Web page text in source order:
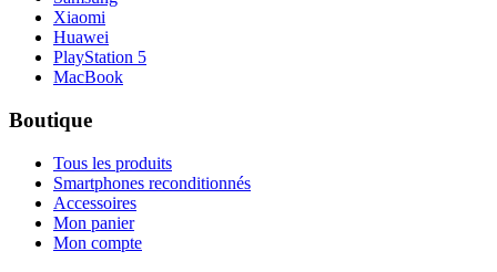
Xiaomi
Huawei
PlayStation 5
MacBook
Boutique
Tous les produits
Smartphones reconditionnés
Accessoires
Mon panier
Mon compte